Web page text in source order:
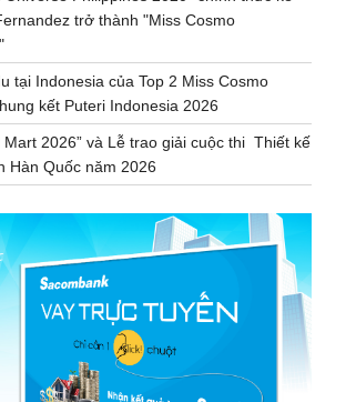
trở thành "Miss Cosmo
tại Indonesia của Top 2 Miss Cosmo
kết Puteri Indonesia 2026
Mart 2026” và Lễ trao giải cuộc thi Thiết kế
Hàn Quốc năm 2026